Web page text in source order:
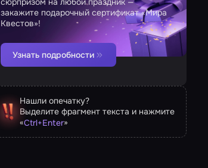
закажите подарочный сертификат «Мира
Квестов»!
Узнать подробности
Нашли опечатку?
Выделите фрагмент текста и нажмите
«Ctrl+Enter»